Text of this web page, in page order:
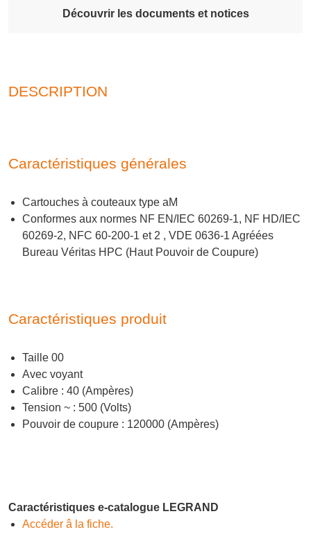
Découvrir les documents et notices
DESCRIPTION
Caractéristiques générales
Cartouches à couteaux type aM
Conformes aux normes NF EN/IEC 60269-1, NF HD/IEC
60269-2, NFC 60-200-1 et 2 , VDE 0636-1 Agréées
Bureau Véritas HPC (Haut Pouvoir de Coupure)
Caractéristiques produit
Taille 00
Avec voyant
Calibre : 40 (Ampères)
Tension ~ : 500 (Volts)
Pouvoir de coupure : 120000 (Ampères)
Caractéristiques e-catalogue LEGRAND
Accéder â la fiche.